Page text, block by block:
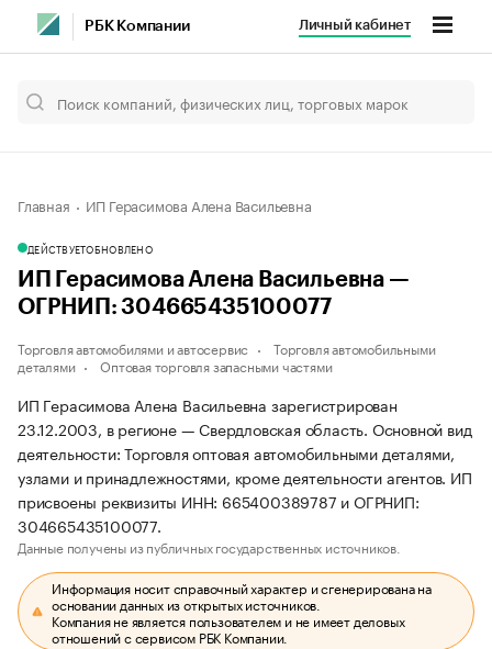
РБК Компании Личный кабинет
Главная ИП Герасимова Алена Васильевна
ДЕЙСТВУЕТОБНОВЛЕНО
ИП Герасимова Алена Васильевна —
ОГРНИП: 304665435100077
Торговля автомобилями и автосервис
Торговля автомобильными
деталями
Оптовая торговля запасными частями
ИП Герасимова Алена Васильевна зарегистрирован
23.12.2003, в регионе — Свердловская область. Основной вид
деятельности: Торговля оптовая автомобильными деталями,
узлами и принадлежностями, кроме деятельности агентов. ИП
присвоены реквизиты ИНН: 665400389787 и ОГРНИП:
304665435100077.
Данные получены из публичных государственных источников.
Информация носит справочный характер и сгенерирована на
основании данных из открытых источников.
Компания не является пользователем и не имеет деловых
отношений с сервисом РБК Компании.